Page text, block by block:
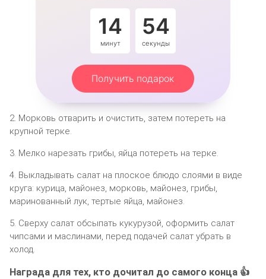
14
минут
54
секунды
Получить подарок
2. Морковь отварить и очистить, затем потереть на
крупной терке.
3. Мелко нарезать грибы, яйца потереть на терке.
4. Выкладывать салат на плоское блюдо слоями в виде
круга: курица, майонез, морковь, майонез, грибы,
маринованный лук, тертые яйца, майонез.
5. Сверху салат обсыпать кукурузой, оформить салат
чипсами и маслинами, перед подачей салат убрать в
холод.
Награда для тех, кто дочитал до самого конца 👍